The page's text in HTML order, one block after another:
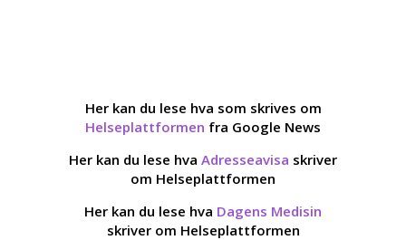
Her kan du lese hva som skrives om
Helseplattformen fra Google News
Her kan du lese hva Adresseavisa skriver
om Helseplattformen
Her kan du lese hva Dagens Medisin
skriver om Helseplattformen